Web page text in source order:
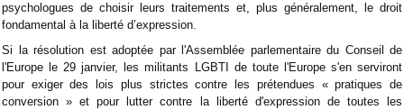
psychologues de choisir leurs traitements et, plus généralement, le droit
fondamental à la liberté d’expression.
Si la résolution est adoptée par l'Assemblée parlementaire du Conseil de
l'Europe le 29 janvier, les militants LGBTI de toute l'Europe s'en serviront
pour exiger des lois plus strictes contre les prétendues « pratiques de
conversion » et pour lutter contre la liberté d'expression de toutes les